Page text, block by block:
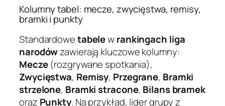
Kolumny tabel: mecze, zwycięstwa, remisy,
bramki i punkty
Standardowetabelewrankingach liga
narodówzawierają kluczowe kolumny:
Mecze(rozgrywane spotkania),
Zwycięstwa, Remisy, Przegrane, Bramki
strzelone, Bramki stracone, Bilans bramek
oraz Punkty. Na przykład, lider grupy z